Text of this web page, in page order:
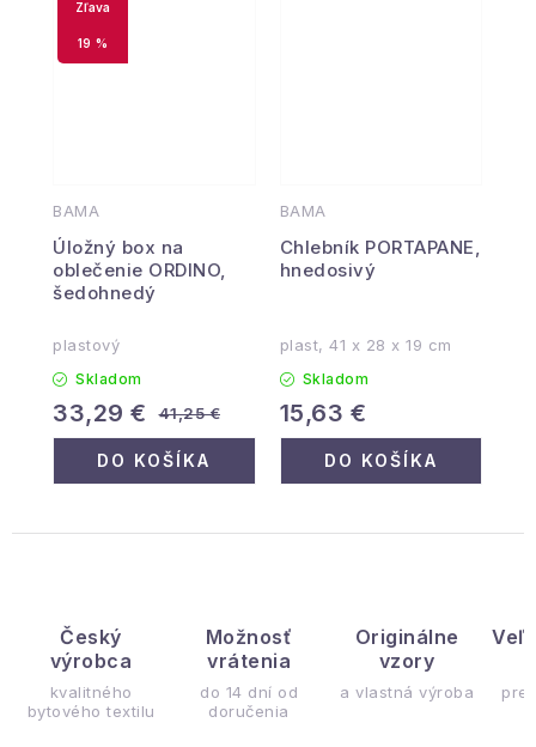
Český
výrobca
kvalitného
bytového textilu
Možnosť
vrátenia
do 14 dní od
doručenia
Originálne
vzory
a vlastná výroba pre
BAMA
Úložný box na
oblečenie ORDINO,
šedohnedý
19 %
plastový
Skladom
33,29 € 41,25 €
DO KOŠÍKA
BAMA
Chlebník PORTAPANE,
hnedosivý
plast, 41 x 28 x 19 cm
Skladom
15,63 €
DO KOŠÍKA